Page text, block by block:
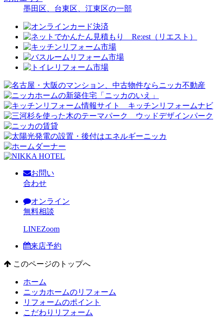
墨田区、台東区、江東区の一部
お問い
合わせ
オンライン
無料相談
LINEZoom
来店予約
このページのトップへ
ホーム
ニッカホームのリフォーム
リフォームのポイント
こだわりリフォーム